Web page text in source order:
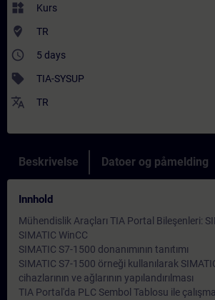
widgets Kurs
where_to_vote TR
access_time 5 days
sell TIA-SYSUP
translate TR
Beskrivelse Datoer og påmelding
Innhold
Mühendislik Araçları TIA Portal Bileşenleri:
SIMATIC WinCC
SIMATIC S7-1500 donanımının tanıtımı
SIMATIC S7-1500 örneği kullanılarak
cihazlarının ve ağlarının yapılandırılması
TIA Portal'da PLC Sembol Tablosu ile çalışma